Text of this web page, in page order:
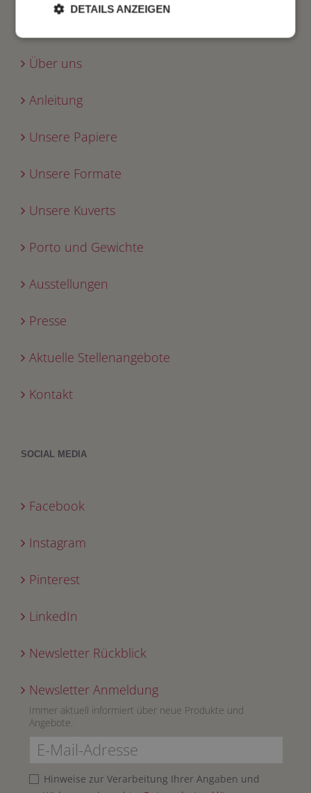
Über uns
Anleitung
Unsere Papiere
Unsere Formate
Unsere Kuverts
Porto und Gewichte
Ausstellungen
Presse
Aktuelle Stellenangebote
Kontakt
SOCIAL MEDIA
Facebook
Instagram
Pinterest
LinkedIn
Newsletter Rückblick
Newsletter Anmeldung
Immer aktuell informiert über neue Produkte und
Angebote.
Hinweise zur Verarbeitung Ihrer Angaben und
DETAILS ANZEIGEN